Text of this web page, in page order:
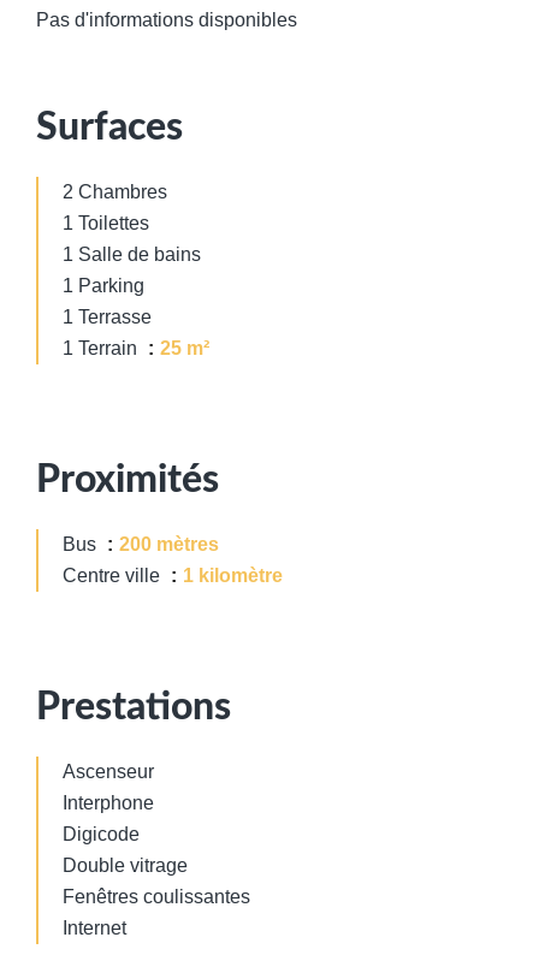
Pas d'informations disponibles
Surfaces
2 Chambres
1 Toilettes
1 Salle de bains
1 Parking
1 Terrasse
1 Terrain
25 m²
Proximités
Bus
200 mètres
Centre ville
1 kilomètre
Prestations
Ascenseur
Interphone
Digicode
Double vitrage
Fenêtres coulissantes
Internet